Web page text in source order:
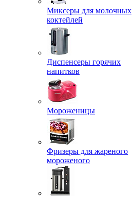
Миксеры для молочных
коктейлей
Диспенсеры горячих
напитков
Мороженицы
Фризеры для жареного
мороженого